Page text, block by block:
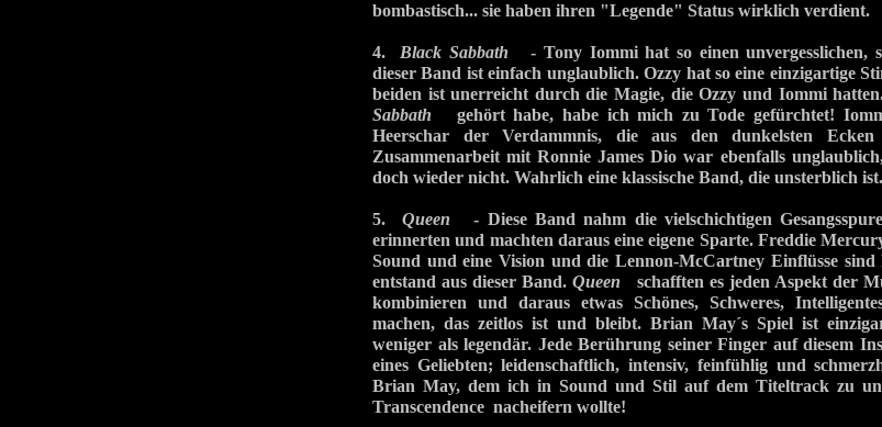
bombastisch... sie haben ihren "Legende" Status wirklich verdient.
4. Black Sabbath - Tony Iommi hat so einen unvergesslichen,
dieser Band ist einfach unglaublich. Ozzy hat so eine einzigartige
beiden ist unerreicht durch die Magie, die Ozzy und Iommi
Sabbath gehört habe, habe ich mich zu Tode gefürchtet!
Heerschar der Verdammnis, die aus den dunkelsten
Zusammenarbeit mit Ronnie James Dio war ebenfalls
doch wieder nicht. Wahrlich eine klassische Band, die unsterblich ist.
5. Queen - Diese Band nahm die vielschichtigen
erinnerten und machten daraus eine eigene Sparte. Freddie
Sound und eine Vision und die Lennon-McCartney Einflüsse
entstand aus dieser Band. Queen schafften es jeden Aspekt der
kombinieren und daraus etwas Schönes, Schweres,
machen, das zeitlos ist und bleibt. Brian May´s Spiel ist
weniger als legendär. Jede Berührung seiner Finger auf diesem
eines Geliebten; leidenschaftlich, intensiv, feinfühlig und
Brian May, dem ich in Sound und Stil auf dem Titeltrack zu
Transcendence nacheifern wollte!